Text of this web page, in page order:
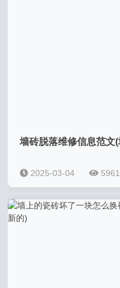
墙砖脱落维修信息范文
2025-03-04 5961